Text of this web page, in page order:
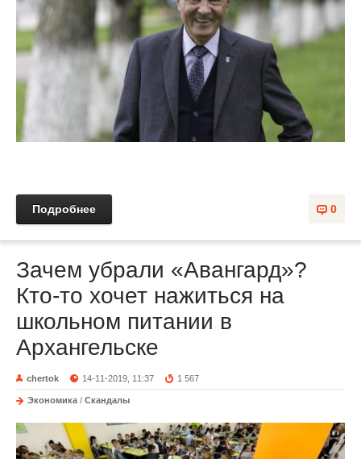
0
Подробнее
Зачем убрали «Авангард»?
Кто-то хочет нажиться на
школьном питании в
Архангельске
chertok 14-11-2019, 11:37 1 567
Экономика / Скандалы